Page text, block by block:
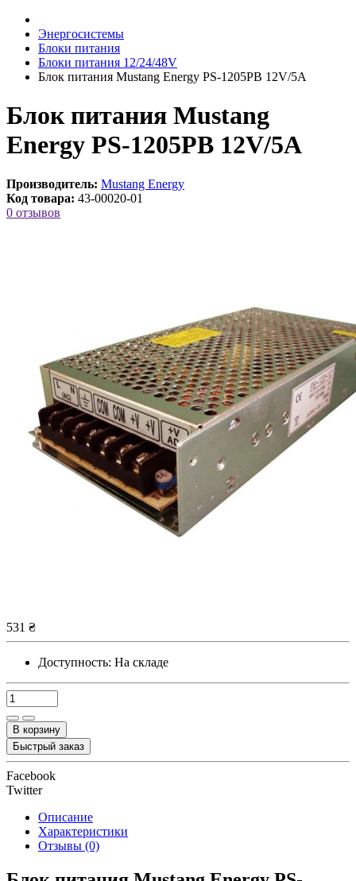
Энергосистемы
Блоки питания
Блоки питания 12/24/48V
Блок питания Mustang Energy PS-1205PB 12V/5A
Блок питания Mustang
Energy PS-1205PB 12V/5A
Производитель: Mustang Energy
Код товара: 43-00020-01
0 отзывов
531 ₴
Доступность: На складе
В корзину
Быстрый заказ
Facebook
Twitter
Описание
Характеристики
Отзывы (0)